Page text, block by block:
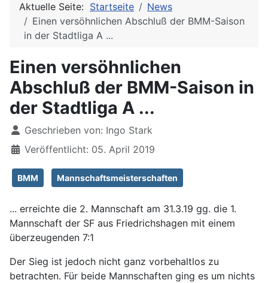
Aktuelle Seite: Startseite
News
Einen versöhnlichen Abschluß der BMM-Saison
in der Stadtliga A ...
Einen versöhnlichen
Abschluß der BMM-Saison in
der Stadtliga A ...
DetailsGeschrieben von: Ingo Stark
Veröffentlicht: 05. April 2019
BMM Mannschaftsmeisterschaften
... erreichte die 2. Mannschaft am 31.3.19 gg. die 1.
Mannschaft der SF aus Friedrichshagen mit einem
überzeugenden 7:1
Der Sieg ist jedoch nicht ganz vorbehaltlos zu
betrachten. Für beide Mannschaften ging es um nichts